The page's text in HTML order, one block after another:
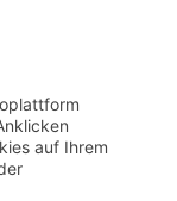
auf Ihrem